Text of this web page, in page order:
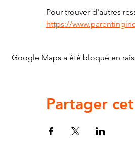
Pour trouver d'autres
https://
Google Maps a été bloqué en
Partager